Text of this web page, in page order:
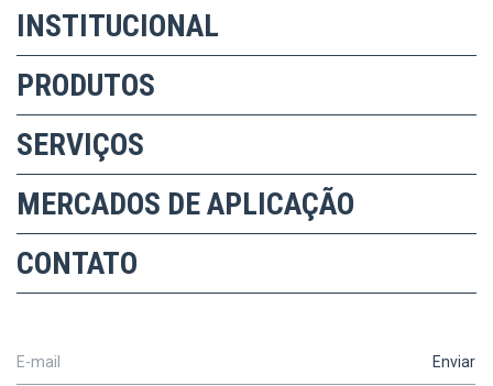
INSTITUCIONAL
PRODUTOS
SERVIÇOS
MERCADOS DE APLICAÇÃO
CONTATO